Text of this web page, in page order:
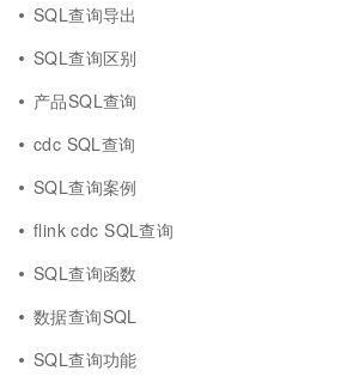
SQL查询导出
SQL查询区别
产品SQL查询
cdc SQL查询
SQL查询案例
flink cdc SQL查询
SQL查询函数
数据查询SQL
SQL查询功能